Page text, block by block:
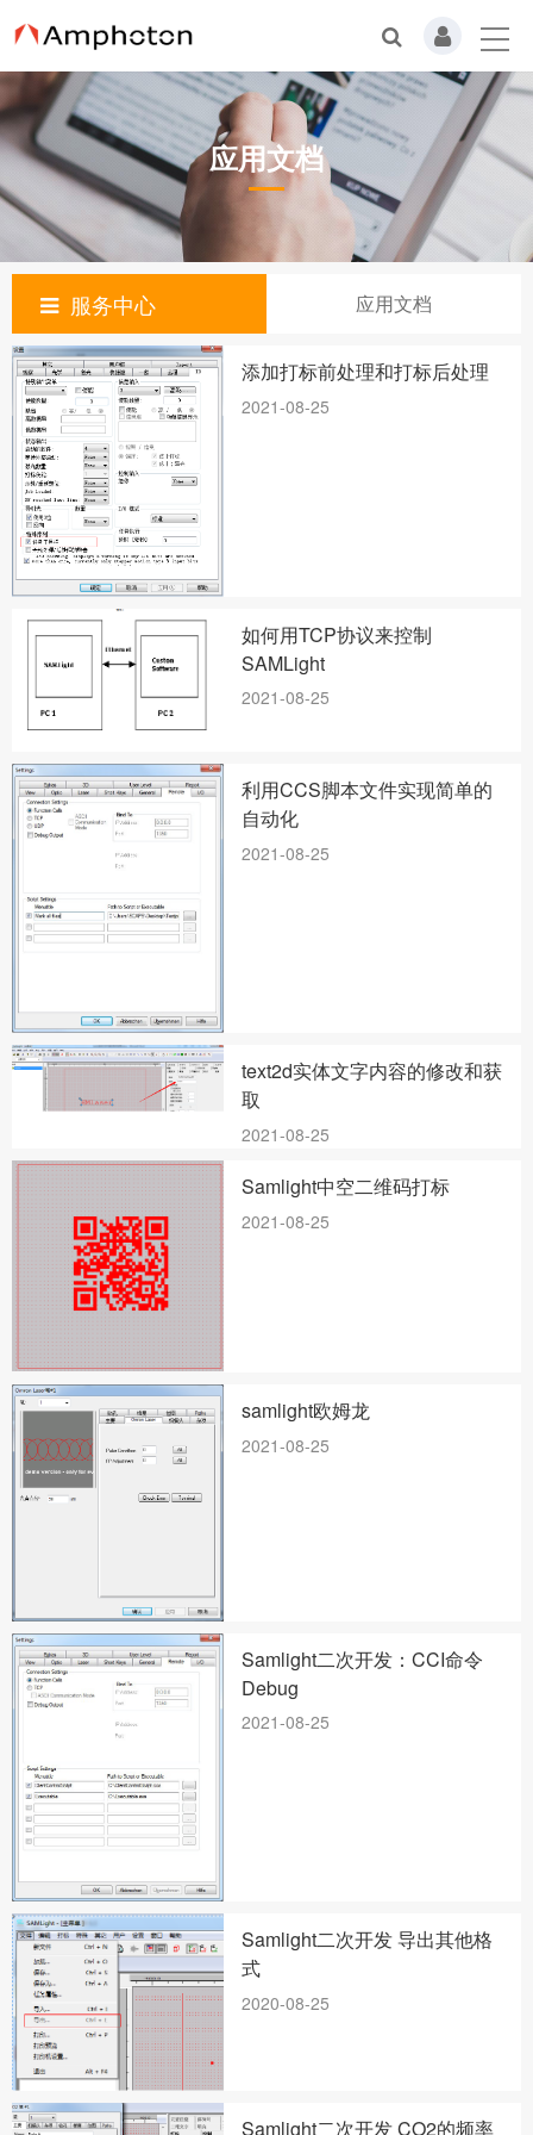
应用文档
服务中心 应用文档
添加打标前处理和打标后处理
2021-08-25
如何用TCP协议来控制
SAMLight
2021-08-25
利用CCS脚本文件实现简单的
自动化
2021-08-25
text2d实体文字内容的修改和获
取
2021-08-25
Samlight中空二维码打标
2021-08-25
samlight欧姆龙
2021-08-25
Samlight二次开发：CCI命令
Debug
2021-08-25
Samlight二次开发 导出其他格
式
2020-08-25
Samlight二次开发 CO2的频率